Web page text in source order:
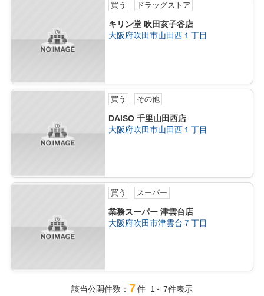
買う ドラッグストア
キリン堂 吹田亥子谷店
大阪府吹田市山田西１丁目
買う その他
DAISO 千里山田西店
大阪府吹田市山田西１丁目
買う スーパー
業務スーパー 津雲台店
大阪府吹田市津雲台７丁目
該当公開件数： 7件 1～7件表示